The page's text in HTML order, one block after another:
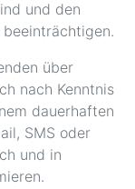
und den
über
nach Kenntnis
dauerhaften
SMS oder
und in